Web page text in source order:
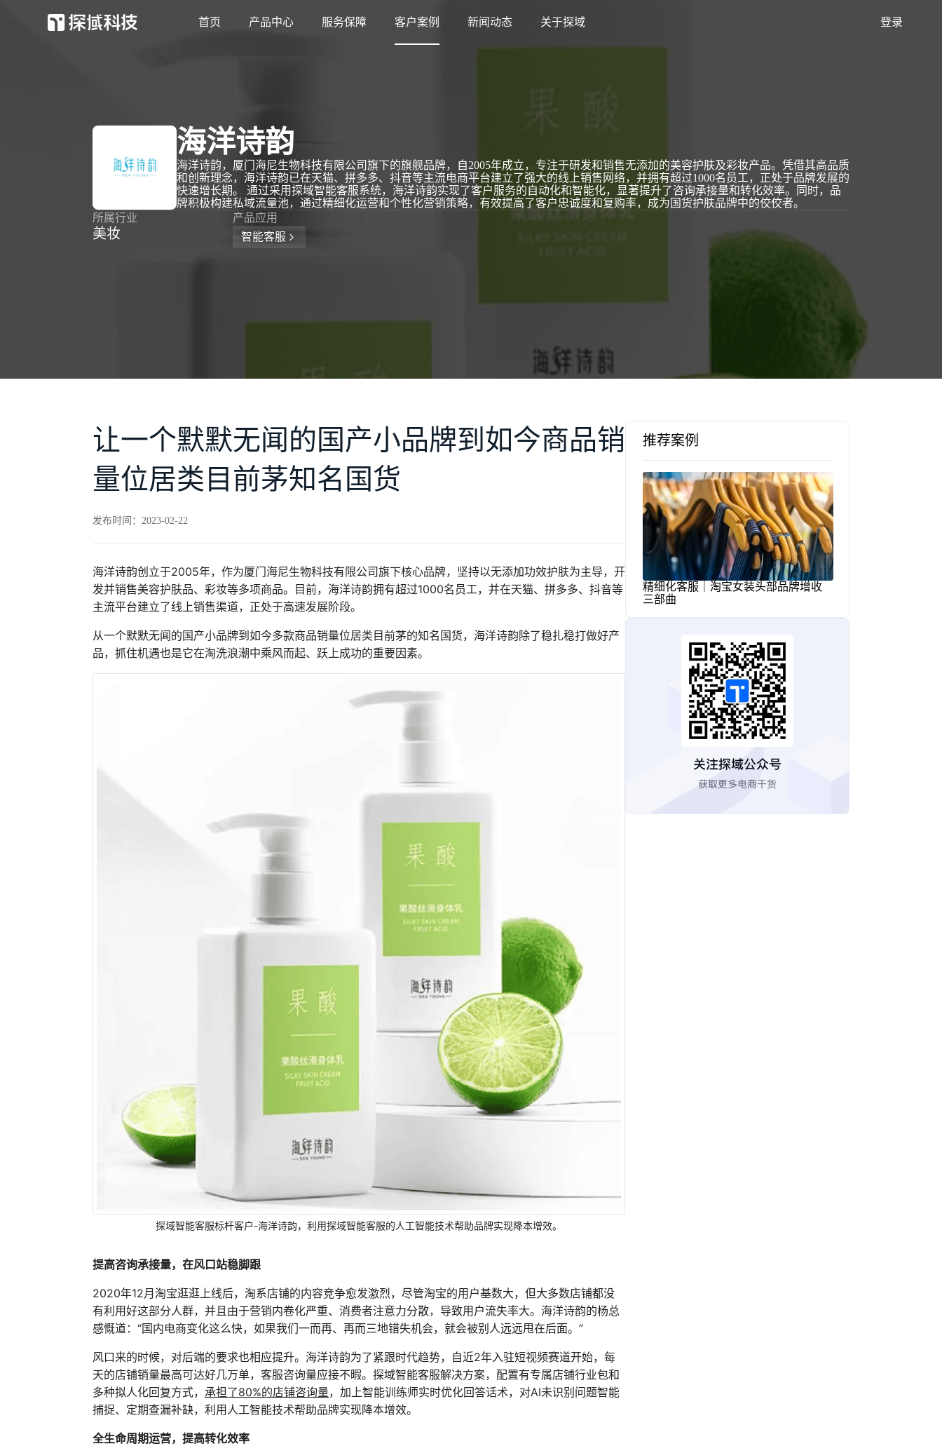
首页 产品中心
抖店外呼
抖店用户和订单强触达
商品详情
聊天记录
素材图
售前接待员工
售后接待员工
运营专员
场景策略
执行策略
多 Agents 协同
服务保障 客户案例 新闻动态 关于探域 登录
海洋诗韵
海洋诗韵，厦门海尼生物科技有限公司旗下的旗舰品牌，自2005年成立，专注于研发和销售无添加的美容护肤及彩妆产品。凭借其高品质
和创新理念，海洋诗韵已在天猫、拼多多、抖音等主流电商平台建立了强大的线上销售网络，并拥有超过1000名员工，正处于品牌发展的
快速增长期。 通过采用探域智能客服系统，海洋诗韵实现了客户服务的自动化和智能化，显著提升了咨询承接量和转化效率。同时，品
牌积极构建私域流量池，通过精细化运营和个性化营销策略，有效提高了客户忠诚度和复购率，成为国货护肤品牌中的佼佼者。
所属行业
美妆
产品应用
智能客服
让一个默默无闻的国产小品牌到如今商品销
量位居类目前茅知名国货
发布时间：2023-02-22
海洋诗韵创立于2005年，作为厦门海尼生物科技有限公司旗下核心品牌，坚持以无添加功效护肤为主导，开
发并销售美容护肤品、彩妆等多项商品。目前，海洋诗韵拥有超过1000名员工，并在天猫、拼多多、抖音等
主流平台建立了线上销售渠道，正处于高速发展阶段。
从一个默默无闻的国产小品牌到如今多款商品销量位居类目前茅的知名国货，海洋诗韵除了稳扎稳打做好产
品，抓住机遇也是它在淘洗浪潮中乘风而起、跃上成功的重要因素。
探域智能客服标杆客户-海洋诗韵，利用探域智能客服的人工智能技术帮助品牌实现降本增效。
提高咨询承接量，在风口站稳脚跟
2020年12月淘宝逛逛上线后，淘系店铺的内容竞争愈发激烈，尽管淘宝的用户基数大，但大多数店铺都没
有利用好这部分人群，并且由于营销内卷化严重、消费者注意力分散，导致用户流失率大。海洋诗韵的杨总
感慨道：“国内电商变化这么快，如果我们一而再、再而三地错失机会，就会被别人远远甩在后面。”
风口来的时候，对后端的要求也相应提升。海洋诗韵为了紧跟时代趋势，自近2年入驻短视频赛道开始，每
天的店铺销量最高可达好几万单，客服咨询量应接不暇。探域智能客服解决方案，配置有专属店铺行业包和
多种拟人化回复方式， 承担了80%的店铺咨询量，加上智能训练师实时优化回答话术，对AI未识别问题智能
捕捉、定期查漏补缺，利用人工智能技术帮助品牌实现降本增效。
全生命周期运营，提高转化效率
推荐案例
精细化客服｜淘宝女装头部品牌增收
三部曲